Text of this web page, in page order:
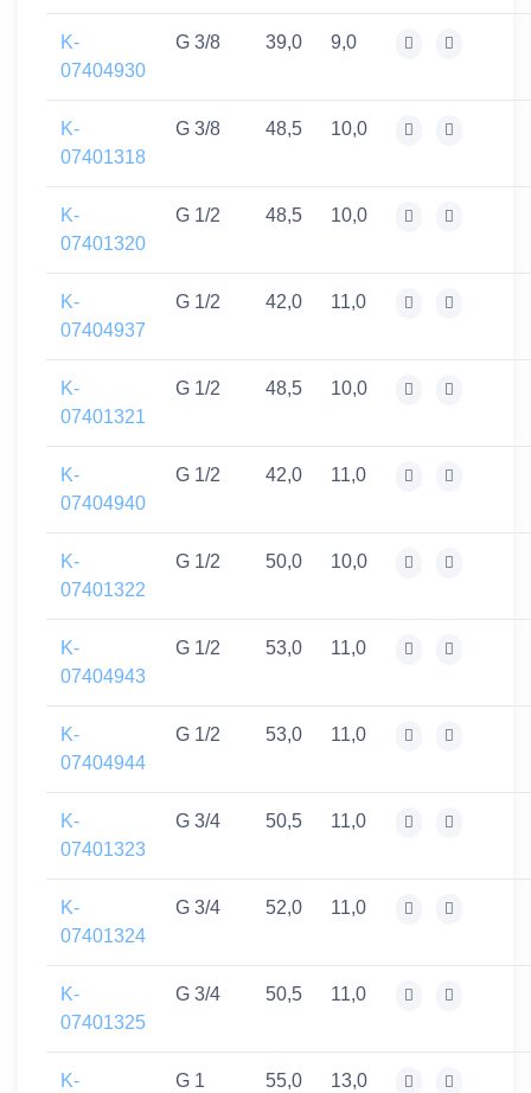
K-
07404930
G 3/8 39,0 9,0
K-
07401318
G 3/8 48,5 10,0
K-
07401320
G 1/2 48,5 10,0
K-
07404937
G 1/2 42,0 11,0
K-
07401321
G 1/2 48,5 10,0
K-
07404940
G 1/2 42,0 11,0
K-
07401322
G 1/2 50,0 10,0
K-
07404943
G 1/2 53,0 11,0
K-
07404944
G 1/2 53,0 11,0
K-
07401323
G 3/4 50,5 11,0
K-
07401324
G 3/4 52,0 11,0
K-
07401325
G 3/4 50,5 11,0
K- G 1 55,0 13,0